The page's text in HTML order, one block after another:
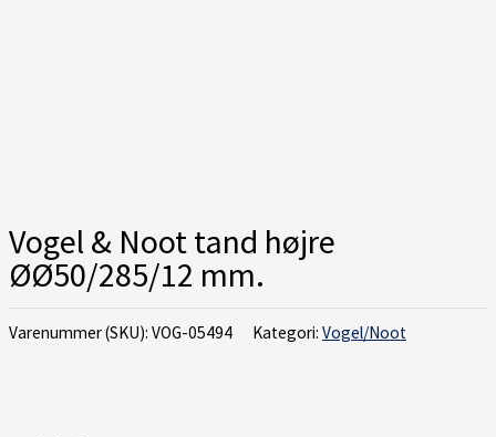
Vogel & Noot tand højre
ØØ50/285/12 mm.
Varenummer (SKU): VOG-05494 Kategori: Vogel/Noot